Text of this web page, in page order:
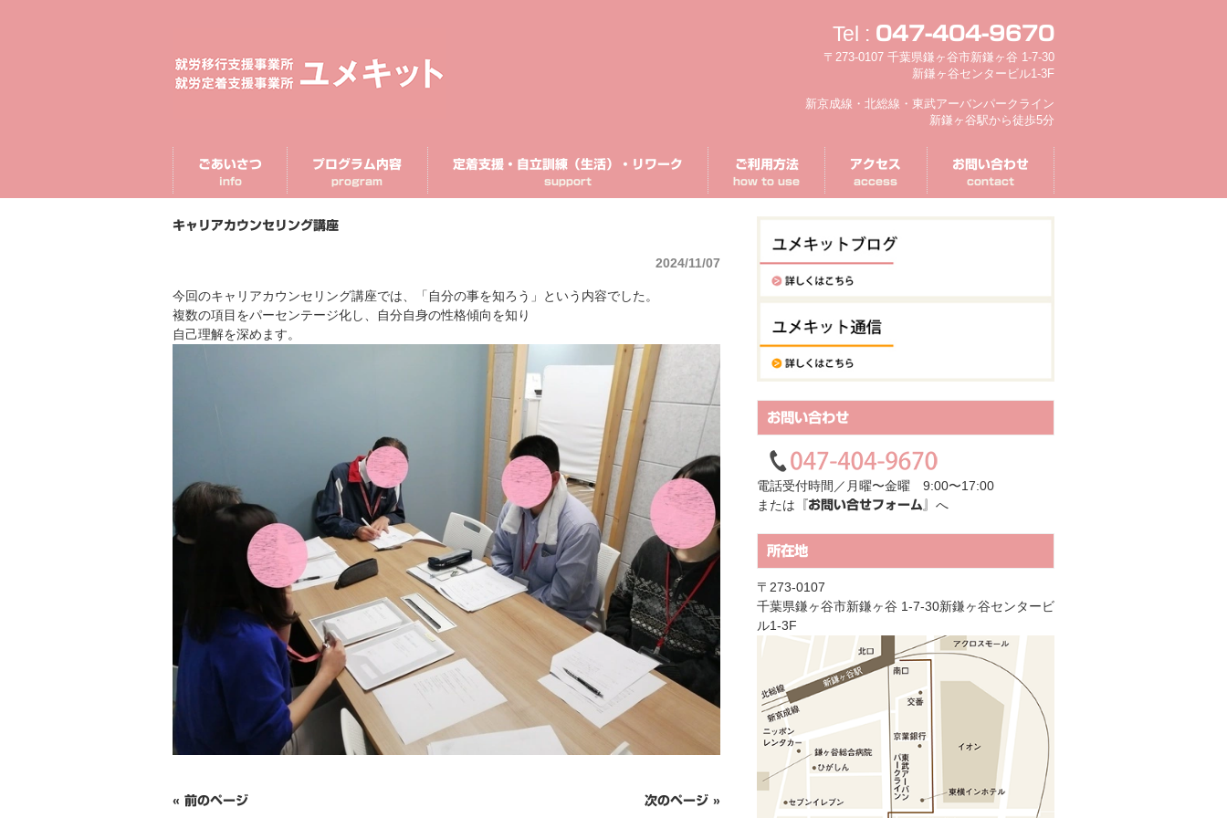
Tel : 047-404-9670
〒273-0107 千葉県鎌ヶ谷市新鎌ヶ谷 1-7-30
新鎌ヶ谷センタービル1-3F
新京成線・北総線・東武アーバンパークライン
新鎌ヶ谷駅から徒歩5分
ごあいさつ
info
プログラム内容
program
定着支援・自立訓練（生活）・リワーク
support
ご利用方法
how to use
アクセス
access
お問い合わせ
contact
キャリアカウンセリング講座
2024/11/07
今回のキャリアカウンセリング講座では、「自分の事を知ろう」という内容でした。
複数の項目をパーセンテージ化し、自分自身の性格傾向を知り
自己理解を深めます。
« 前のページ 次のページ »
お問い合わせ
電話受付時間／月曜〜金曜 9:00〜17:00
または 『お問い合せフォーム』 へ
所在地
〒273-0107
千葉県鎌ヶ谷市新鎌ヶ谷 1-7-30新鎌ヶ谷センタービ
ル1-3F